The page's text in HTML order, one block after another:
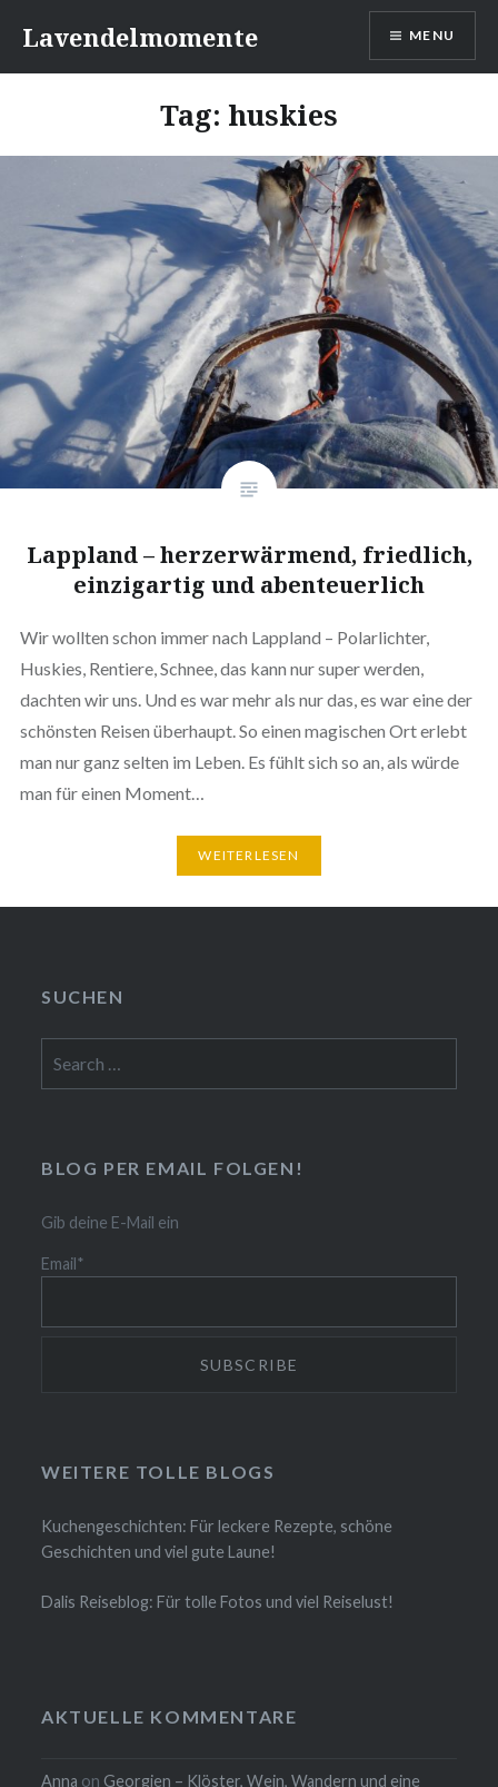
content
Lavendelmomente MENU
Tag: huskies
Lappland – herzerwärmend, friedlich,
einzigartig und abenteuerlich
Wir wollten schon immer nach Lappland – Polarlichter,
Huskies, Rentiere, Schnee, das kann nur super werden,
dachten wir uns. Und es war mehr als nur das, es war eine der
schönsten Reisen überhaupt. So einen magischen Ort erlebt
man nur ganz selten im Leben. Es fühlt sich so an, als würde
man für einen Moment…
WEITERLESEN
SUCHEN
for:
BLOG PER EMAIL FOLGEN!
Gib deine E-Mail ein
Email*
WEITERE TOLLE BLOGS
Kuchengeschichten: Für leckere Rezepte, schöne
Geschichten und viel gute Laune!
Dalis Reiseblog: Für tolle Fotos und viel Reiselust!
AKTUELLE KOMMENTARE
Anna on Georgien – Klöster, Wein, Wandern und eine